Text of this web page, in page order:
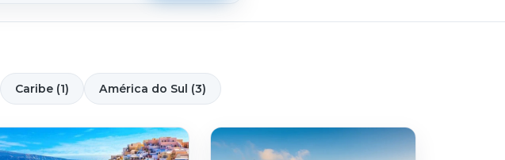
Caribe (1) América do Sul (3)